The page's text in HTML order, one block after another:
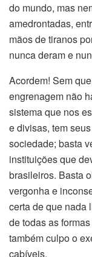
do mundo, mas
amedrontadas,
mãos de tiranos
nunca deram e
Acordem! Sem
engrenagem não
sistema que nos
e divisas, tem
sociedade; basta
instituições que
brasileiros. Basta
vergonha e
certa de que nada
de todas as
também culpo o
cabíveis.